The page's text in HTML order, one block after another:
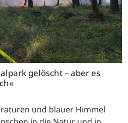
gelöscht – aber es
und blauer Himmel